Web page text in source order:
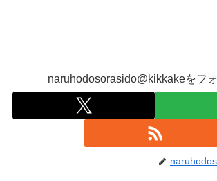
naruhodosorasido@kikkakeをフ